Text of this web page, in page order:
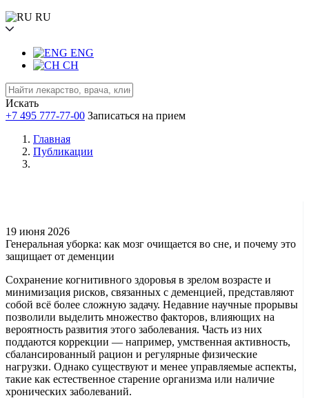
RU
ENG
CH
Искать
+7 495 777-77-00 Записаться на прием
Главная
Публикации
19 июня 2026
Генеральная уборка: как мозг очищается во сне, и почему это
защищает от деменции
Сохранение когнитивного здоровья в зрелом возрасте и
минимизация рисков, связанных с деменцией, представляют
собой всё более сложную задачу. Недавние научные прорывы
позволили выделить множество факторов, влияющих на
вероятность развития этого заболевания. Часть из них
поддаются коррекции — например, умственная активность,
сбалансированный рацион и регулярные физические
нагрузки. Однако существуют и менее управляемые аспекты,
такие как естественное старение организма или наличие
хронических заболеваний.